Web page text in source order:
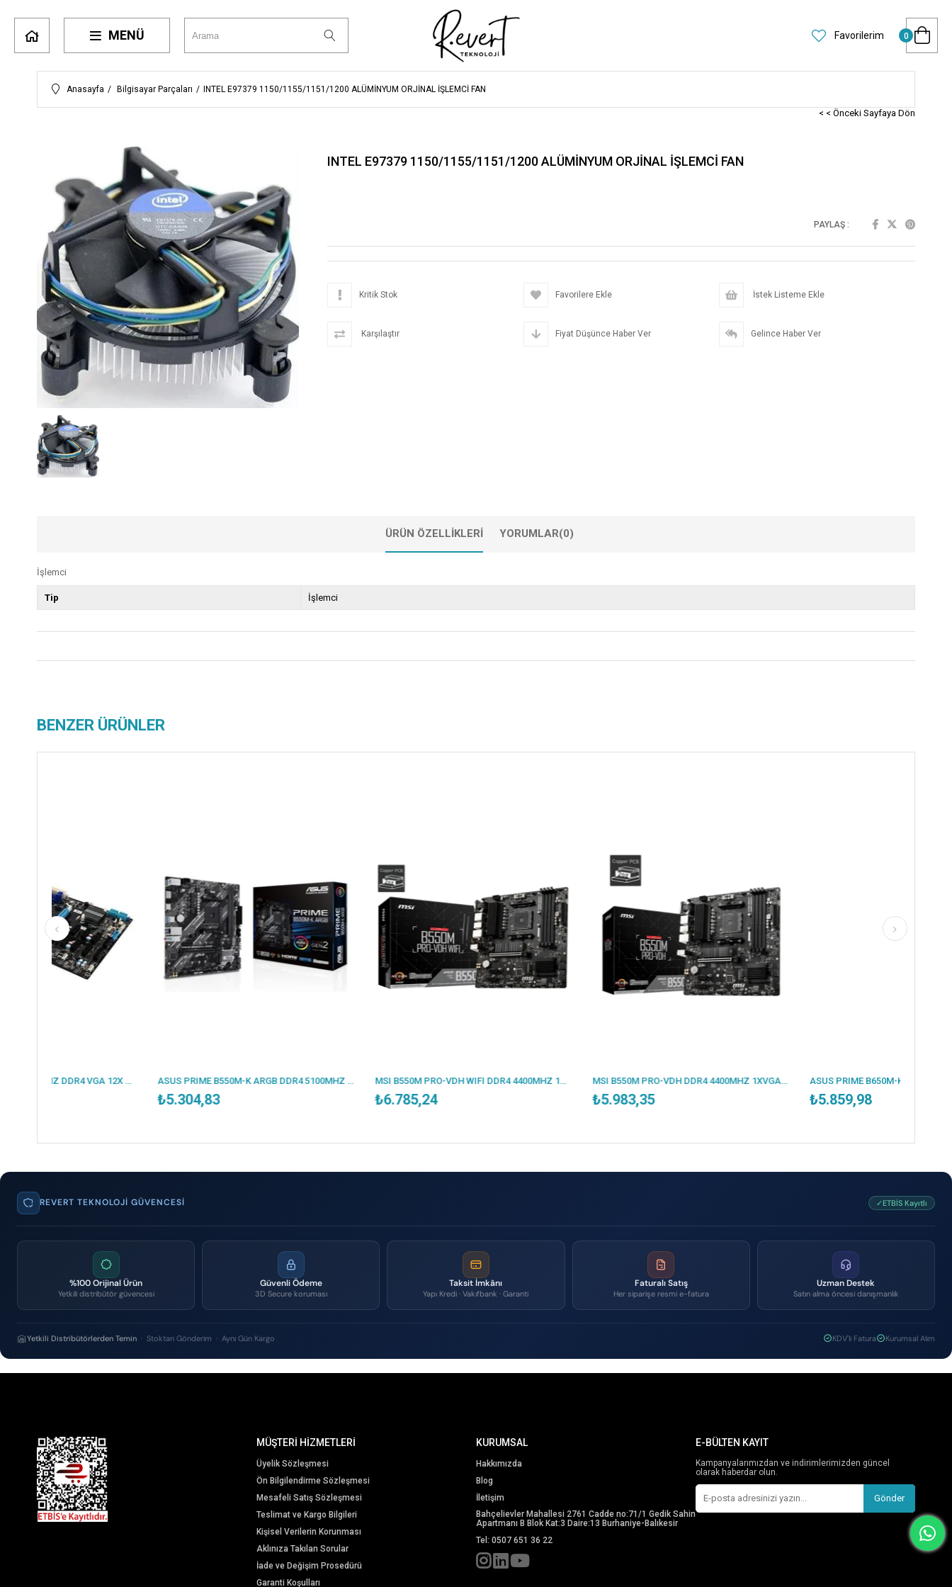
MENÜ Favorilerim 0
Anasayfa Bilgisayar Parçaları INTEL E97379 1150/1155/1151/1200 ALÜMİNYUM ORJİNAL İŞLEMCİ FAN
< < Önceki Sayfaya Dön
INTEL E97379 1150/1155/1151/1200 ALÜMİNYUM ORJİNAL İŞLEMCİ FAN
PAYLAŞ :
Kritik Stok Favorilere Ekle İstek Listeme Ekle
Karşılaştır Fiyat Düşünce Haber Ver Gelince Haber Ver
ÜRÜN ÖZELLIKLERI YORUMLAR(0)
İşlemci
Tip İşlemci
BENZER ÜRÜNLER
ASUS PRIME B550M-K ARGB DDR4 5100MHZ 1XHDMI 1XDP 2XM.2 USB 3.2 MATX AM4 (AMD AM4 5000/4000G/3000 SERİLERİ İLE UYUMLU) MSI B550M PRO-VDH WIFI DDR4 4400MHZ 1XVGA 1XHDMI 1XDP 2XM.2 USB 3.2 MATX AM4 (AMD 5000/4000G/3000 SERİLERİ İLE UYUMLU) MSI B550M PRO-VDH DDR4 4400MHZ 1XVGA 1XHDMI 1XDP 2XM.2 USB 3.2 MATX AM4 (AMD 5000/4000G/3000 SERİLERİ İLE UYUMLU)
REVERT TEKNOLOJI GÜVENCESI ✓ETBİS Kayıtlı
%100 Orijinal Ürün
Yetkili distribütör güvencesi
Güvenli Ödeme
3D Secure koruması
Taksit İmkânı
Yapı Kredi · Vakıfbank · Garanti
Faturalı Satış
Her siparişe resmi e-fatura
Uzman Destek
Satın alma öncesi danışmanlık
Yetkili Distribütörlerden Temin · Stoktan Gönderim · Aynı Gün Kargo KDV'li Fatura Kurumsal Alım
MÜŞTERİ HİZMETLERİ
Üyelik Sözleşmesi
Ön Bilgilendirme Sözleşmesi
Mesafeli Satış Sözleşmesi
Teslimat ve Kargo Bilgileri
Kişisel Verilerin Korunması
Aklınıza Takılan Sorular
İade ve Değişim Prosedürü
Garanti Koşulları
KURUMSAL
Hakkımızda
Blog
İletişim
Bahçelievler Mahallesi 2761 Cadde no:71/1 Gedik Sahin
Apartmanı B Blok Kat:3 Daire:13 Burhaniye-Balıkesir
Tel: 0507 651 36 22
E-BÜLTEN KAYIT
Kampanyalarımızdan ve indirimlerimizden güncel
olarak haberdar olun.
Gönder